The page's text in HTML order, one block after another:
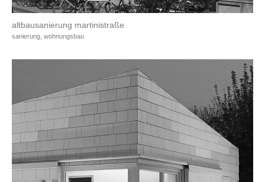
altbausanierung martinistraße
sanierung, wohnungsbau